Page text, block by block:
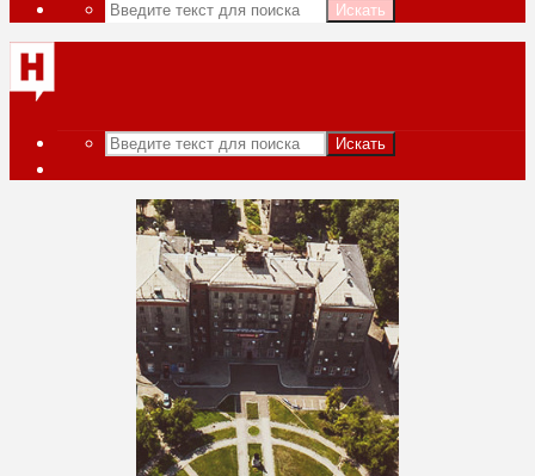
Искать
Искать